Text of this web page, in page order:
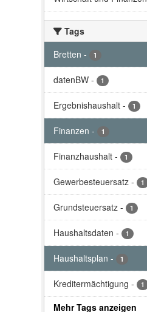
Tags
Bretten - 1
datenBW - 1
Ergebnishaushalt - 1
Finanzen - 1
Finanzhaushalt - 1
Gewerbesteuersatz - 1
Grundsteuersatz - 1
Haushaltsdaten - 1
Haushaltsplan - 1
Kreditermächtigung - 1
Mehr Tags anzeigen